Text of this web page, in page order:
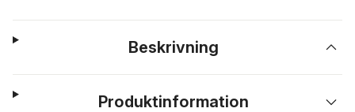
Beskrivning
Produktinformation